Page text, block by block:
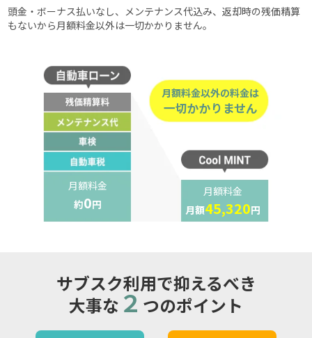
頭金・ボーナス払いなし、メンテナンス代込み、返却時の残価精算
もないから月額料金以外は一切かかりません。
月額料金
約0円
月額料金
月額45,320円
月額料金以外の料金は
一切かかりません
サブスク利用で抑えるべき
大事な ２つのポイント